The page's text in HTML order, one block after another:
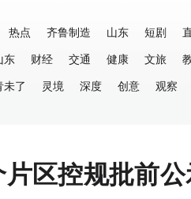
热点 齐鲁制造 山东 短剧
东 财经 交通 健康 文旅
未了 灵境 深度 创意 观察
片区控规批前